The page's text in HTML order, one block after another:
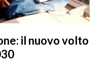
il nuovo volto